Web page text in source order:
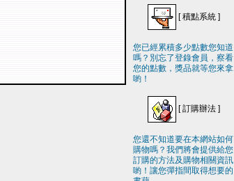
[積點系統 ]
您已經累積多少點數您知道
嗎？別忘了登錄會員，察看
您的點數，獎品就等您來拿
喲！
[訂購辦法]
您還不知道要在本網站如何
購物嗎？我們將會提供給您
訂購的方法及購物相關資訊
喲！讓您彈指間取得想要的